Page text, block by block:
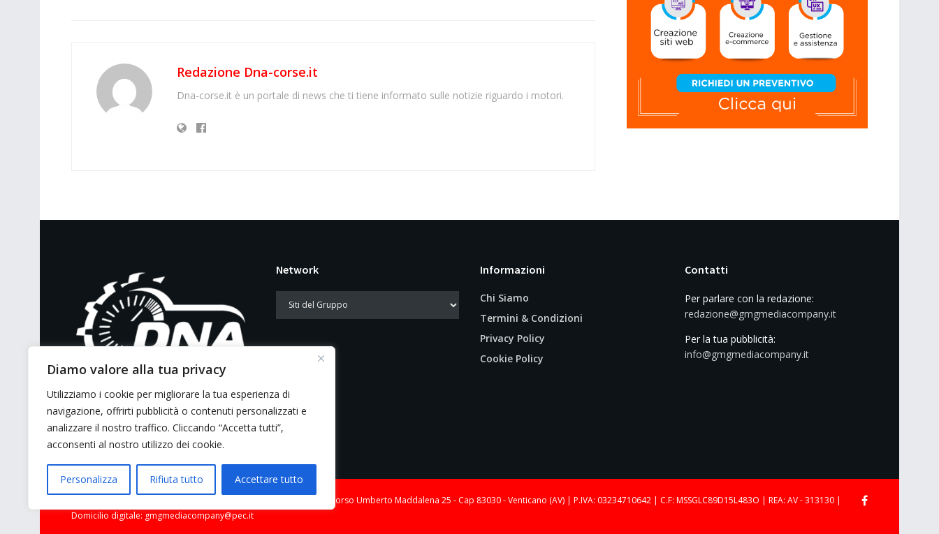
Diamo valore alla tua privacy
Utilizziamo i cookie per migliorare la tua esperienza di
navigazione, offrirti pubblicità o contenuti personalizzati e
analizzare il nostro traffico. Cliccando “Accetta tutti”,
acconsenti al nostro utilizzo dei cookie.
Personalizza Rifiuta tutto Accettare tutto
Redazione Dna-corse.it
Dna-corse.it è un portale di news che ti tiene informato sulle notizie riguardo i motori.
E’ un portale di news ai sensi del D.L.
7/5/2001 n. 62
Network Informazioni
Chi Siamo
Termini & Condizioni
Privacy Policy
Cookie Policy
Contatti
Per parlare con la redazione:
redazione@gmgmediacompany.it
Per la tua pubblicità:
info@gmgmediacompany.it
© 2026 GMG Media Company Di Mossutti Gianluca | Sede legale: Corso Umberto Maddalena 25 - Cap 83030 - Venticano (AV) | P.IVA: 03234710642 | C.F: MSSGLC89D15L483O | REA: AV - 313130 |
Domicilio digitale: gmgmediacompany@pec.it